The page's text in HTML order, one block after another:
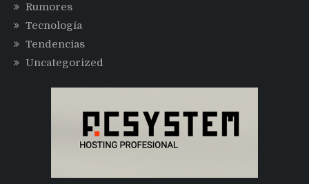
Rumores
Tecnología
Tendencias
Uncategorized